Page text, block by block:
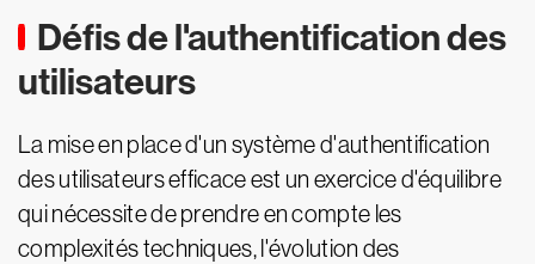
Défis de l'authentification des
utilisateurs
La mise en place d'un système d'authentification
des utilisateurs efficace est un exercice d'équilibre
qui nécessite de prendre en compte les
complexités techniques, l'évolution des